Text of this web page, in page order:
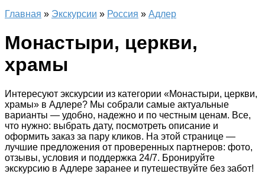
Главная » Экскурсии » Россия » Адлер
Монастыри, церкви,
храмы
Интересуют экскурсии из категории «Монастыри, церкви,
храмы» в Адлере? Мы собрали самые актуальные
варианты — удобно, надежно и по честным ценам. Все,
что нужно: выбрать дату, посмотреть описание и
оформить заказ за пару кликов. На этой странице —
лучшие предложения от проверенных партнеров: фото,
отзывы, условия и поддержка 24/7. Бронируйте
экскурсию в Адлере заранее и путешествуйте без забот!